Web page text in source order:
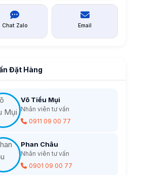
Chat Zalo Email
Đặt Hàng
Võ Tiểu Mụi
Nhân viên tư vấn
0911 09 00 77
Phan Châu
Nhân viên tư vấn
0901 09 00 77